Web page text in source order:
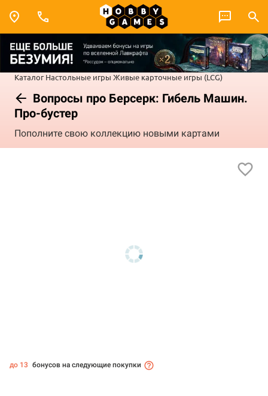
Каталог Настольные игры Живые карточные игры (LCG)
Вопросы про Берсерк: Гибель Машин.
Про-бустер
Пополните свою коллекцию новыми картами
до 13 бонусов на следующие покупки